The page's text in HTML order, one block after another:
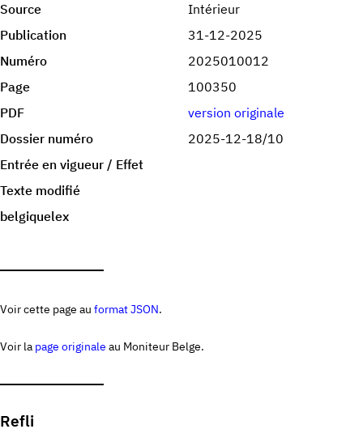
Source
Intérieur
Publication
31-12-2025
Numéro
2025010012
Page
100350
PDF
version originale
Dossier numéro
2025-12-18/10
Entrée en vigueur / Effet
Texte modifié
belgiquelex
Voir cette page au format JSON.
Voir la page originale au Moniteur Belge.
Refli